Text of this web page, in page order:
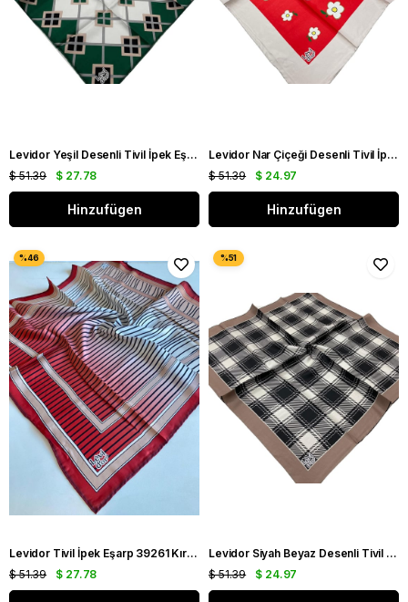
Levidor Yeşil Desenli Tivil İpek Eşarp 22498 - 02
$ 27.78
$ 51.39
Hinzufügen
Levidor Nar Çiçeği Desenli Tivil İpek Eşarp 070142
$ 24.97
$ 51.39
Hinzufügen
Levidor Tivil İpek Eşarp 39261 Kırmızı Karışık Desen
$ 27.78
$ 51.39
Levidor Siyah Beyaz Desenli Tivil İpek Eşarp 0009
$ 24.97
$ 51.39